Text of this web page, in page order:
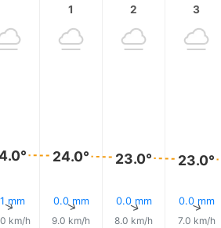
mm
↑
km/h
1
24.0°
0.0 mm
↑
9.0 km/h
2
23.0°
0.0 mm
↑
8.0 km/h
3
23.0°
0.0 mm
↑
7.0 km/h